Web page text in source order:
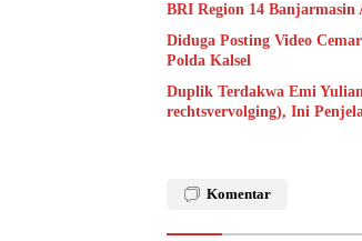
BRI Region 14
Diduga Posting Video
Polda Kalsel
Duplik Terdakwa Emi
rechtsvervolging), Ini
Komentar